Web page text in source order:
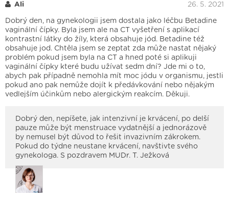
Ali 26. 5. 2021
Dobrý den, na gynekologii jsem dostala jako léčbu Betadine
vaginální čípky. Byla jsem ale na CT vyšetření s aplikací
kontrastní látky do žíly, která obsahuje jód. Betadine též
obsahuje jod. Chtěla jsem se zeptat zda může nastat nějaký
problém pokud jsem byla na CT a hned poté si aplikuji
vaginální čípky které budu užívat sedm dní? Jde mi o to,
abych pak případně nemohla mít moc jódu v organismu, jestli
pokud ano pak nemůže dojít k předávkování nebo nějakým
vedlejším účinkům nebo alergickým reakcím. Děkuji.
Dobrý den, nepíšete, jak intenzivní je krvácení, po delší
pauze může být menstruace vydatnější a jednorázově
by nemusel být důvod to řešit invazivním zákrokem.
Pokud do týdne neustane krvácení, navštivte svého
gynekologa. S pozdravem MUDr. T. Ježková